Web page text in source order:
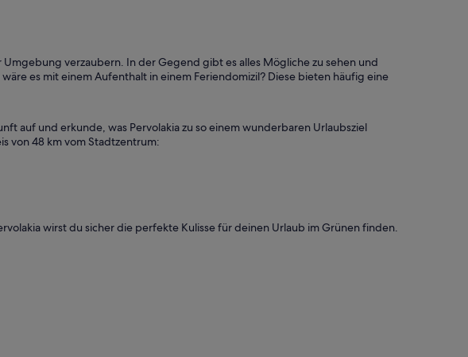
verzaubern. In der Gegend gibt es alles Mögliche zu sehen und
es mit einem Aufenthalt in einem Feriendomizil? Diese bieten häufig eine
auf und erkunde, was Pervolakia zu so einem wunderbaren Urlaubsziel
von 48 km vom Stadtzentrum:
wirst du sicher die perfekte Kulisse für deinen Urlaub im Grünen finden.